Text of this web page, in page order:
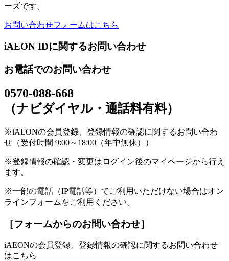
ーズです。
お問い合わせフォームはこちら
iAEON IDに関するお問い合わせ
お電話でのお問い合わせ
0570-088-668
（ナビダイヤル・通話料有料）
※iAEONの会員登録、登録情報の確認に関するお問い合わ
せ（受付時間 9:00～18:00（年中無休））
※登録情報の確認・変更はログイン後のマイページから行え
ます。
※一部の電話（IP電話等）でご利用いただけない場合はオン
ラインフォームをご利用ください。
［フォームからのお問い合わせ］
iAEONの会員登録、登録情報の確認に関するお問い合わせ
はこちら